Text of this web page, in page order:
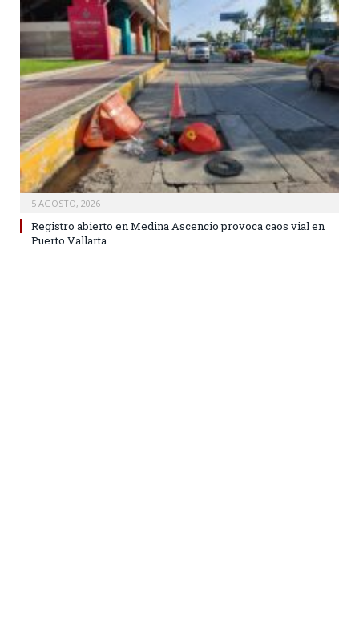
5 AGOSTO, 2026
Registro abierto en Medina Ascencio provoca caos vial en
Puerto Vallarta